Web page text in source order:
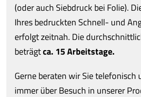
(oder auch Siebdruck bei Folie).
Ihres bedruckten Schnell- und
erfolgt zeitnah. Die
beträgtca. 15 Arbeitstage.
Gerne beraten wir Sie telefonisch
immer über Besuch in unserer